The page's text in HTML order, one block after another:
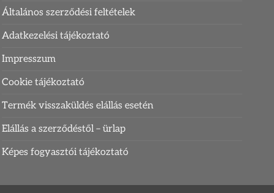
Általános szerződési feltételek
Adatkezelési tájékoztató
Impresszum
Cookie tájékoztató
Termék visszaküldés elállás esetén
Elállás a szerződéstől – ürlap
Képes fogyasztói tájékoztató